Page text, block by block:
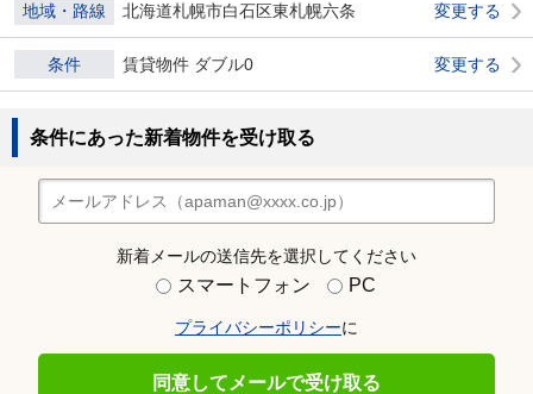
地域・路線 北海道札幌市白石区東札幌六条 変更する
条件 賃貸物件 ダブル0 変更する
条件にあった新着物件を受け取る
新着メールの送信先を選択してください
スマートフォン PC
プライバシーポリシーに
同意してメールで受け取る